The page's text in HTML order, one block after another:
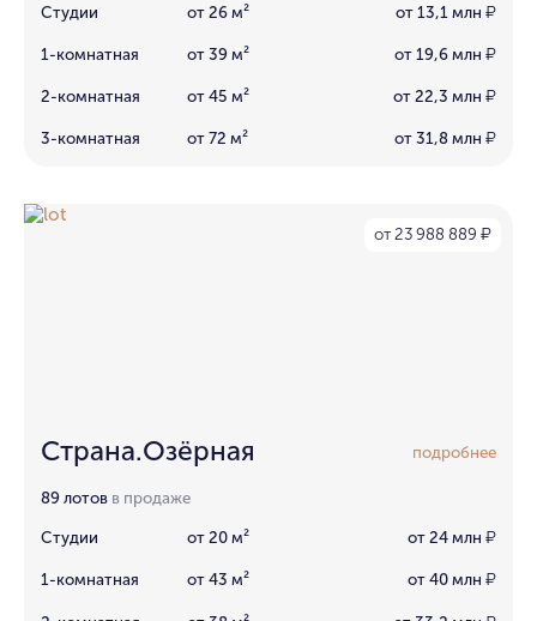
Студии от 26 м² от 13,1 млн ₽
1-комнатная от 39 м² от 19,6 млн ₽
2-комнатная от 45 м² от 22,3 млн ₽
3-комнатная от 72 м² от 31,8 млн ₽
от 23 988 889 ₽
Страна.Озёрная подробнее
89 лотов в продаже
Студии от 20 м² от 24 млн ₽
1-комнатная от 43 м² от 40 млн ₽